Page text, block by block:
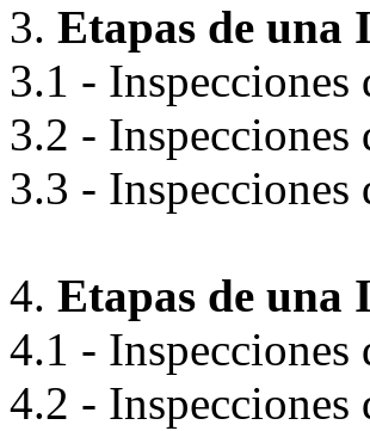
3. Etapas de una
3.1 -
3.2 -
3.3 -
4. Etapas de una
4.1 -
4.2 -